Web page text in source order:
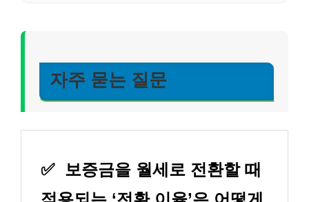
자주 묻는 질문
✅ 보증금을 월세로 전환할 때